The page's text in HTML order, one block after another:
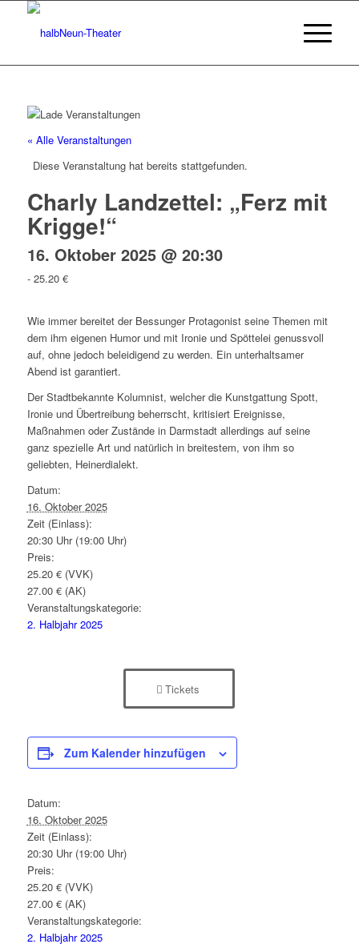
« Alle Veranstaltungen
Diese Veranstaltung hat bereits stattgefunden.
Charly Landzettel: „Ferz mit
Krigge!“
16. Oktober 2025 @ 20:30
- 25.20 €
Wie immer bereitet der Bessunger Protagonist seine Themen mit
dem ihm eigenen Humor und mit Ironie und Spöttelei genussvoll
auf, ohne jedoch beleidigend zu werden. Ein unterhaltsamer
Abend ist garantiert.
Der Stadtbekannte Kolumnist, welcher die Kunstgattung Spott,
Ironie und Übertreibung beherrscht, kritisiert Ereignisse,
Maßnahmen oder Zustände in Darmstadt allerdings auf seine
ganz spezielle Art und natürlich in breitestem, von ihm so
geliebten, Heinerdialekt.
Datum:
16. Oktober 2025
Zeit (Einlass):
20:30 Uhr (19:00 Uhr)
Preis:
25.20 € (VVK)
27.00 € (AK)
Veranstaltungskategorie:
2. Halbjahr 2025
Tickets
Zum Kalender hinzufügen
Datum:
16. Oktober 2025
Zeit (Einlass):
20:30 Uhr (19:00 Uhr)
Preis:
25.20 € (VVK)
27.00 € (AK)
Veranstaltungskategorie:
2. Halbjahr 2025